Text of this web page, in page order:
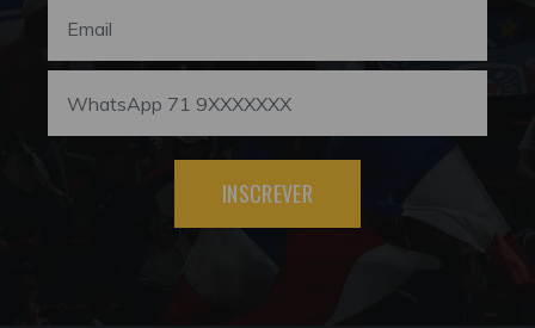
INSCREVER